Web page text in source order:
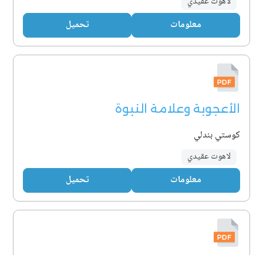
معلومات تحميل
الأعجوبة وعلامة النبوة
كوستي بندلي
لاهوت عقيدي
معلومات تحميل